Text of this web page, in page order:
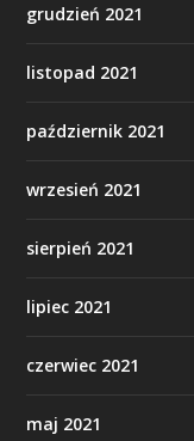
grudzień 2021
listopad 2021
październik 2021
wrzesień 2021
sierpień 2021
lipiec 2021
czerwiec 2021
maj 2021